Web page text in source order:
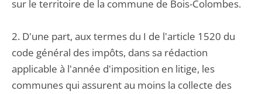
sur le territoire de la commune de Bois-Colombes.
2. D'une part, aux termes du I de l'article 1520 du
code général des impôts, dans sa rédaction
applicable à l'année d'imposition en litige, les
communes qui assurent au moins la collecte des